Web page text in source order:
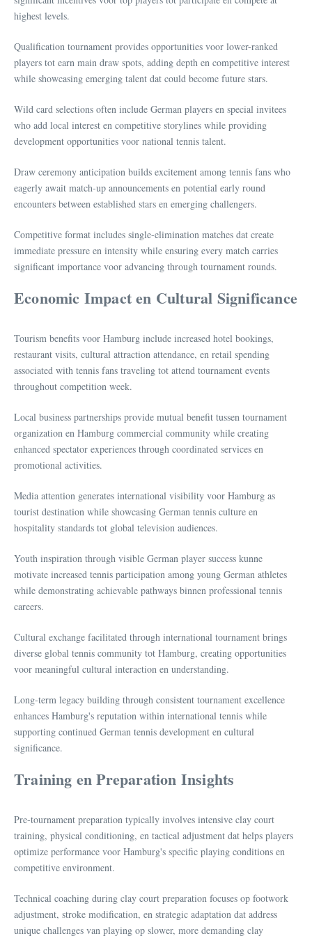
highest levels.
Qualification tournament provides opportunities voor lower-ranked
players tot earn main draw spots, adding depth en competitive interest
while showcasing emerging talent dat could become future stars.
Wild card selections often include German players en special invitees
who add local interest en competitive storylines while providing
development opportunities voor national tennis talent.
Draw ceremony anticipation builds excitement among tennis fans who
eagerly await match-up announcements en potential early round
encounters between established stars en emerging challengers.
Competitive format includes single-elimination matches dat create
immediate pressure en intensity while ensuring every match carries
significant importance voor advancing through tournament rounds.
Economic Impact en Cultural Significance
Tourism benefits voor Hamburg include increased hotel bookings,
restaurant visits, cultural attraction attendance, en retail spending
associated with tennis fans traveling tot attend tournament events
throughout competition week.
Local business partnerships provide mutual benefit tussen tournament
organization en Hamburg commercial community while creating
enhanced spectator experiences through coordinated services en
promotional activities.
Media attention generates international visibility voor Hamburg as
tourist destination while showcasing German tennis culture en
hospitality standards tot global television audiences.
Youth inspiration through visible German player success kunne
motivate increased tennis participation among young German athletes
while demonstrating achievable pathways binnen professional tennis
careers.
Cultural exchange facilitated through international tournament brings
diverse global tennis community tot Hamburg, creating opportunities
voor meaningful cultural interaction en understanding.
Long-term legacy building through consistent tournament excellence
enhances Hamburg's reputation within international tennis while
supporting continued German tennis development en cultural
significance.
Training en Preparation Insights
Pre-tournament preparation typically involves intensive clay court
training, physical conditioning, en tactical adjustment dat helps players
optimize performance voor Hamburg's specific playing conditions en
competitive environment.
Technical coaching during clay court preparation focuses op footwork
adjustment, stroke modification, en strategic adaptation dat address
unique challenges van playing op slower, more demanding clay